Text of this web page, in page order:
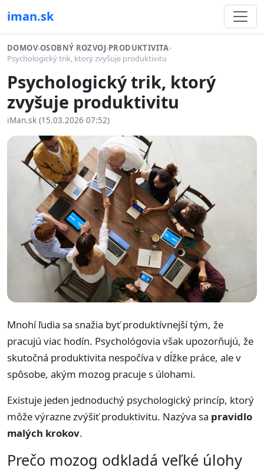
iman.sk
DOMOV›OSOBNÝ ROZVOJ›PRODUKTIVITA›
Psychologický trik, ktorý zvyšuje produktivitu
Psychologický trik, ktorý
zvyšuje produktivitu
iMan.sk (15.03.2026 07:52)
Mnohí ľudia sa snažia byť produktívnejší tým, že
pracujú viac hodín. Psychológovia však upozorňujú, že
skutočná produktivita nespočíva v dĺžke práce, ale v
spôsobe, akým mozog pracuje s úlohami.
Existuje jeden jednoduchý psychologický princíp, ktorý
môže výrazne zvýšiť produktivitu. Nazýva sa pravidlo
malých krokov.
Prečo mozog odkladá veľké úlohy